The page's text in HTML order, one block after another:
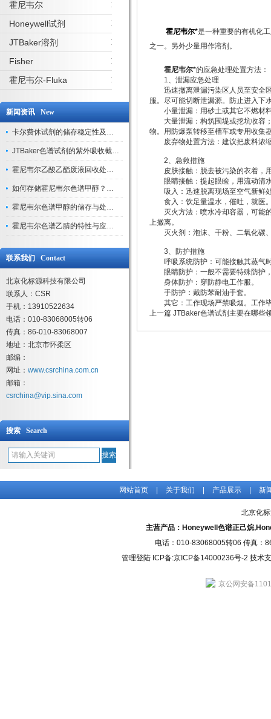
霍尼韦尔
Honeywell试剂
JTBaker溶剂
Fisher
霍尼韦尔-Fluka
新闻资讯 New
卡尔费休试剂的储存稳定性及开封后有效期验证
JTBaker色谱试剂的紫外吸收截止波长与背景干扰
霍尼韦尔乙酸乙酯废液回收处理方法与环保处置建议
如何存储霍尼韦尔色谱甲醇？避光、密封、远离火源
霍尼韦尔色谱甲醇的储存与处理注意事项
霍尼韦尔色谱乙腈的特性与应用领域解析
联系我们 Contact
北京化标源科技有限公司
联系人：CSR
手机：13910522634
电话：010-83068005转06
传真：86-010-83068007
地址：北京市怀柔区
邮编：
网址： www.csrchina.com.cn
邮箱：
csrchina@vip.sina.com
搜索 Search
霍尼韦尔*是一种重要的有机化
之一。另外少量用作溶剂。
霍尼韦尔*的应急处理处置方法：
1、泄漏应急处理
迅速撤离泄漏污染区人员至安全区
服。尽可能切断泄漏源。防止进入下
小量泄漏：用砂土或其它不燃材料
大量泄漏：构筑围堤或挖坑收容；
物。用防爆泵转移至槽车或专用收集
废弃物处置方法：建议把废料浓
2、急救措施
皮肤接触：脱去被污染的衣着，
眼睛接触：提起眼睑，用流动清
吸入：迅速脱离现场至空气新鲜处
食入：饮足量温水，催吐，就医
灭火方法：喷水冷却容器，可能的
上撤离。
灭火剂：泡沫、干粉、二氧化碳
3、防护措施
呼吸系统防护：可能接触其蒸气时
眼睛防护：一般不需要特殊防护
身体防护：穿防静电工作服。
手防护：戴防苯耐油手套。
其它：工作现场严禁吸烟。工作
上一篇 JTBaker色谱试剂主要在哪些
网站首页 关于我们 产品展示 新
北京化
主营产品：Honeywell色谱正己烷
电话：010-83068005转06 传真：
管理登陆ICP备:京ICP备14000236号-2 技术
京公网安备